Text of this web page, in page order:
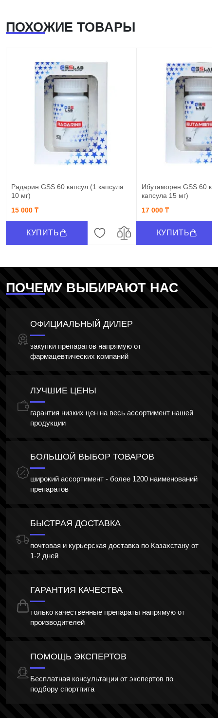
ПОХОЖИЕ ТОВАРЫ
Радарин GSS 60 капсул (1 капсула
10 мг)
15 000 ₸
КУПИТЬ
Ибутаморен GSS 60
капсула 15 мг)
17 000 ₸
КУПИТЬ
ПОЧЕМУ ВЫБИРАЮТ НАС
ОФИЦИАЛЬНЫЙ ДИЛЕР
закупки препаратов напрямую от
фармацевтических компаний
ЛУЧШИЕ ЦЕНЫ
гарантия низких цен на весь ассортимент нашей
продукции
БОЛЬШОЙ ВЫБОР ТОВАРОВ
широкий ассортимент - более 1200 наименований
препаратов
БЫСТРАЯ ДОСТАВКА
почтовая и курьерская доставка по Казахстану от
1-2 дней
ГАРАНТИЯ КАЧЕСТВА
только качественные препараты напрямую от
производителей
ПОМОЩЬ ЭКСПЕРТОВ
Бесплатная консультации от экспертов по
подбору спортпита